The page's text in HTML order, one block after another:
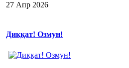
27 Апр 2026
Диққат! Озмун!